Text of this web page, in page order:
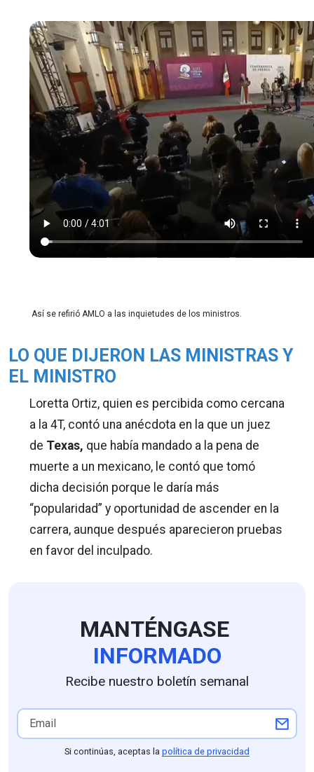
Así se refirió AMLO a las inquietudes de los ministros.
LO QUE DIJERON LAS MINISTRAS Y
EL MINISTRO
Loretta Ortiz, quien es percibida como cercana
a la 4T, contó una anécdota en la que un juez
de Texas, que había mandado a la pena de
muerte a un mexicano, le contó que tomó
dicha decisión porque le daría más
“popularidad” y oportunidad de ascender en la
carrera, aunque después aparecieron pruebas
en favor del inculpado.
MANTÉNGASE
INFORMADO
Recibe nuestro boletín semanal
Si continúas, aceptas la política de privacidad